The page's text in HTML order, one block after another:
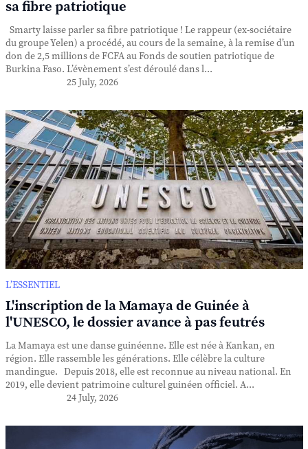
sa fibre patriotique
Smarty laisse parler sa fibre patriotique ! Le rappeur (ex-sociétaire
du groupe Yelen) a procédé, au cours de la semaine, à la remise d’un
don de 2,5 millions de FCFA au Fonds de soutien patriotique de
Burkina Faso. L’évènement s’est déroulé dans l...
25 July, 2026
L’ESSENTIEL
L'inscription de la Mamaya de Guinée à
l'UNESCO, le dossier avance à pas feutrés
La Mamaya est une danse guinéenne. Elle est née à Kankan, en
région. Elle rassemble les générations. Elle célèbre la culture
mandingue. Depuis 2018, elle est reconnue au niveau national. En
2019, elle devient patrimoine culturel guinéen officiel. A...
24 July, 2026